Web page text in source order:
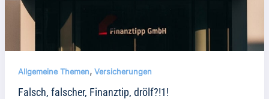
Allgemeine Themen, Versicherungen
Falsch, falscher, Finanztip, drölf?!1!